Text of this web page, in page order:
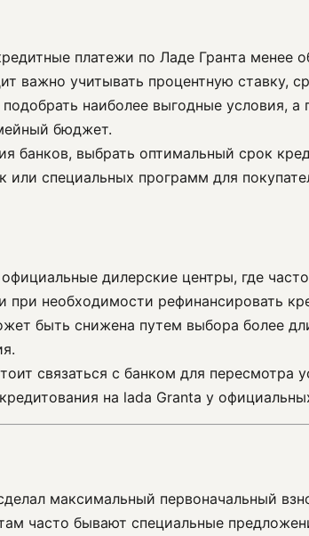
платежи по Ладе Гранта менее
важно учитывать процентную ставку,
наиболее выгодные условия,
бюджет.
банков, выбрать оптимальный срок
или специальных программ для
дилерские центры, где
необходимости рефинансировать
быть снижена путем выбора более
связаться с банком для пересмотра
на lada Granta у
максимальный первоначальный
часто бывают специальные